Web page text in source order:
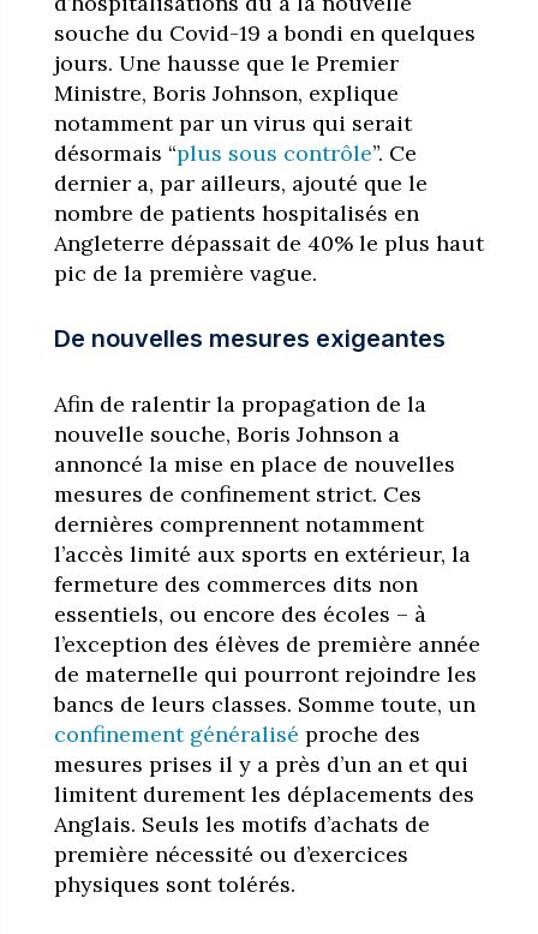
souche du Covid-19 a bondi en quelques
jours. Une hausse que le Premier
Ministre, Boris Johnson, explique
notamment par un virus qui serait
désormais “plus sous contrôle”. Ce
dernier a, par ailleurs, ajouté que le
nombre de patients hospitalisés en
Angleterre dépassait de 40% le plus haut
pic de la première vague.
De nouvelles mesures exigeantes
Afin de ralentir la propagation de la
nouvelle souche, Boris Johnson a
annoncé la mise en place de nouvelles
mesures de confinement strict. Ces
dernières comprennent notamment
l’accès limité aux sports en extérieur, la
fermeture des commerces dits non
essentiels, ou encore des écoles – à
l’exception des élèves de première année
de maternelle qui pourront rejoindre les
bancs de leurs classes. Somme toute, un
confinement généralisé proche des
mesures prises il y a près d’un an et qui
limitent durement les déplacements des
Anglais. Seuls les motifs d’achats de
première nécessité ou d’exercices
physiques sont tolérés.